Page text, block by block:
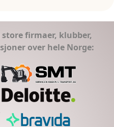
firmaer, klubber,
over hele Norge: